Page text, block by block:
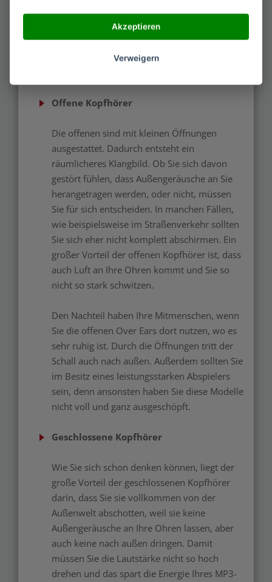
Vor- und Nachteile besitzen. Was genau Sie
Offene Kopfhörer
Die offenen sind mit kleinen Öffnungen
ausgestattet. Dadurch entsteht ein
räumlicheres Klangbild. Ob Sie sich davon
gestört fühlen, dass Außengeräusche an Sie
herangetragen werden, oder nicht, müssen
Sie für sich entscheiden. In manchen Fällen,
wie beispielsweise im Straßenverkehr sollten
Sie sich eher nicht komplett abschirmen. Ein
großer Vorteil der offenen Kopfhörer ist, dass
auch Luft an Ihre Ohren kommt und Sie so
nicht so stark schwitzen.
Den Nachteil haben Ihre Mitmenschen, wenn
Sie die offenen Over Ears dort nutzen, wo es
sehr ruhig ist. Durch die Öffnungen tritt der
Schall auch nach außen. Außerdem sollten Sie
im Besitz eines leistungsstarken Abspielers
sein, denn ansonsten haben Sie diese Modelle
nicht voll und ganz ausgeschöpft.
Geschlossene Kopfhörer
Wie Sie sich schon denken können, liegt der
große Vorteil der geschlossenen Kopfhörer
darin, dass Sie sie vollkommen von der
Außenwelt abschotten, weil sie keine
Außengeräusche an Ihre Ohren lassen, aber
auch keine nach außen dringen. Damit
müssen Sie die Lautstärke nicht so hoch
drehen und das spart die Energie Ihres MP3-
Akzeptieren
Verweigern